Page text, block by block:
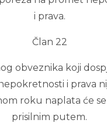
i prava.
Član 22
obveznika koji
i prava
roku naplata će
prisilnim putem.